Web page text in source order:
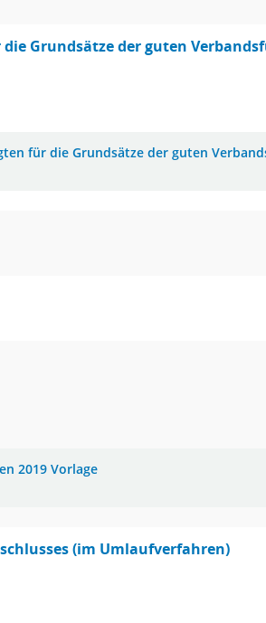
Grundsätze der guten
für die Grundsätze der guten
2019 Vorlage
(im Umlaufverfahren)